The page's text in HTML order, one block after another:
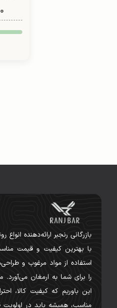
بازرگانی رنجبر ارائه‌دهنده
با بهترین کیفیت و قیمت
استفاده از مواد مرغوب و
را برای شما به ارمغان می‌آورد.
این باوریم که کیفیت کالا،
مناسب، همیشه باید در اولویت